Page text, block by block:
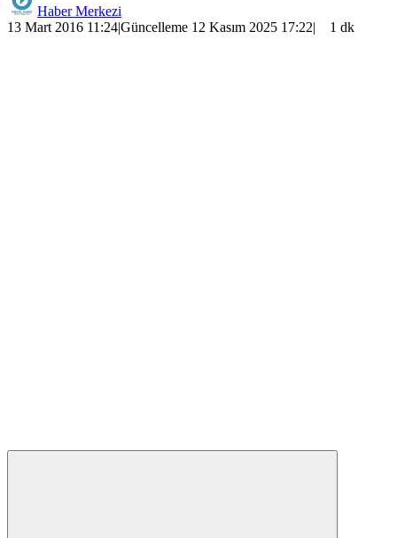
Haber Merkezi
13 Mart 2016 11:24|Güncelleme 12 Kasım 2025 17:22| 1 dk